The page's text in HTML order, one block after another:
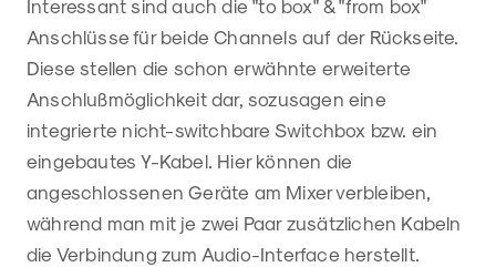
Interessant sind auch die "to box" & "from box"
Anschlüsse für beide Channels auf der Rückseite.
Diese stellen die schon erwähnte erweiterte
Anschlußmöglichkeit dar, sozusagen eine
integrierte nicht-switchbare Switchbox bzw. ein
eingebautes Y-Kabel. Hier können die
angeschlossenen Geräte am Mixer verbleiben,
während man mit je zwei Paar zusätzlichen Kabeln
die Verbindung zum Audio-Interface herstellt.